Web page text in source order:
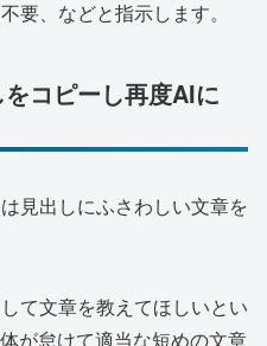
要、などと指示します。
コピーし再度AIに
見出しにふさわしい文章を
て文章を教えてほしいとい
が怠けて適当な短めの文章